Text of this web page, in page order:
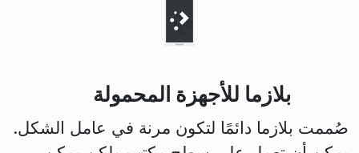
بلازما للأجهزة المحمولة
صُممت بلازما دائمًا لتكون مرنة في عامل الشكل.